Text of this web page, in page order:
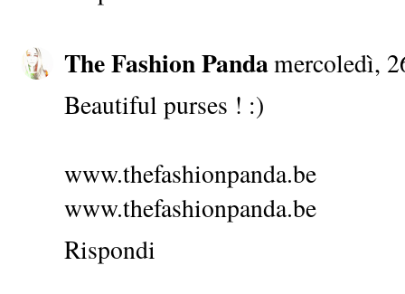
The Fashion Pandamercoledì,
Beautiful purses ! :)
www.thefashionpanda.be
www.thefashionpanda.be
Rispondi